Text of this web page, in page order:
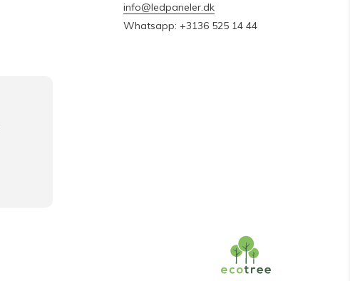
info@ledpaneler.dk
Whatsapp: +3136 525 14 44